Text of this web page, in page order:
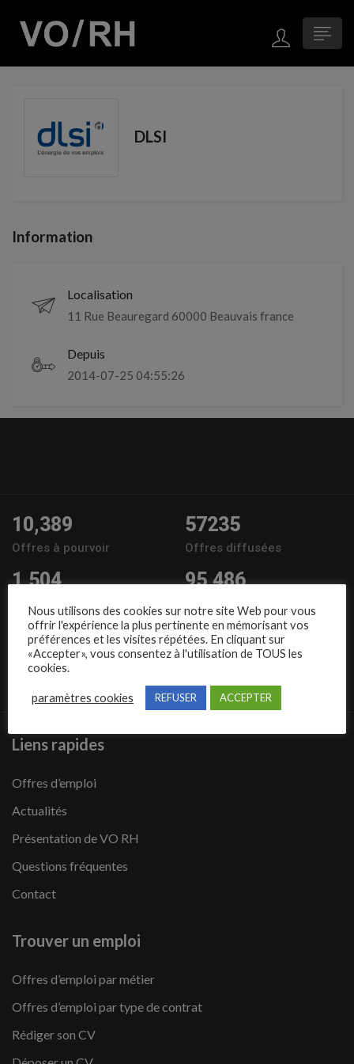
DLSI
Information
Localisation
11 Rue Beauregard 60000 Beauvais france
Depuis
2014-07-25 04:55:26
10,389
Offres à pourvoir
57235
Offres diffusées
1,504
Entreprises
95,486
Candidats
Nous suivre
Liens rapides
Offres d’emploi
Actualités
Présentation de VO RH
Questions fréquentes
Contact
Trouver un emploi
Offres d’emploi par métier
Offres d’emploi par type de contrat
Rédiger son CV
Nous utilisons des cookies sur notre site Web pour vous
offrir l'expérience la plus pertinente en mémorisant vos
préférences et les visites répétées. En cliquant sur
«Accepter», vous consentez à l'utilisation de TOUS les
cookies.
paramètres cookies REFUSER ACCEPTER